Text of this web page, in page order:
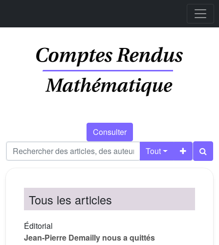
Consulter
Tout
Tous les articles
Éditorial
Jean-Pierre Demailly nous a quittés